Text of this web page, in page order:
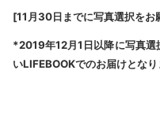
[11月30日までに写真選択をお
*2019年12月1日以降に写真選
いLIFEBOOKでのお届けとなり